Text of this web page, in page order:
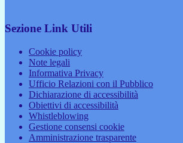
Sezione Link Utili
Cookie policy
Note legali
Informativa Privacy
Ufficio Relazioni con il Pubblico
Dichiarazione di accessibilità
Obiettivi di accessibilità
Whistleblowing
Gestione consensi cookie
Amministrazione trasparente